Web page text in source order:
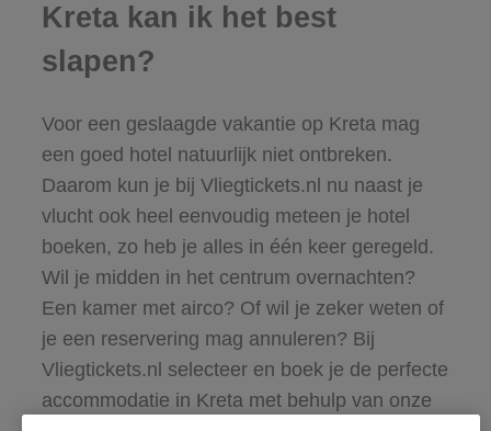
Kreta kan ik het best
slapen?
Voor een geslaagde vakantie op Kreta mag
een goed hotel natuurlijk niet ontbreken.
Daarom kun je bij Vliegtickets.nl nu naast je
vlucht ook heel eenvoudig meteen je hotel
boeken, zo heb je alles in één keer geregeld.
Wil je midden in het centrum overnachten?
Een kamer met airco? Of wil je zeker weten of
je een reservering mag annuleren? Bij
Vliegtickets.nl selecteer en boek je de perfecte
accommodatie in Kreta met behulp van onze